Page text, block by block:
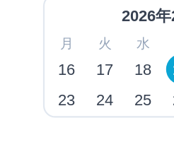
2026年
月 火 水
16 17 18
23 24 25